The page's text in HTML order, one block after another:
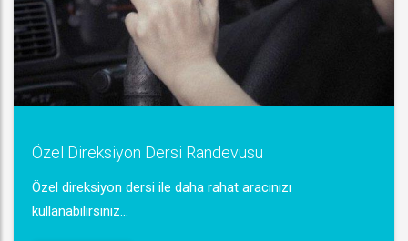
Özel Direksiyon Dersi Randevusu
Özel direksiyon dersi ile daha rahat aracınızı
kullanabilirsiniz...